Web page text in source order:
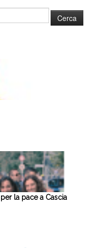
la pace a Cascia